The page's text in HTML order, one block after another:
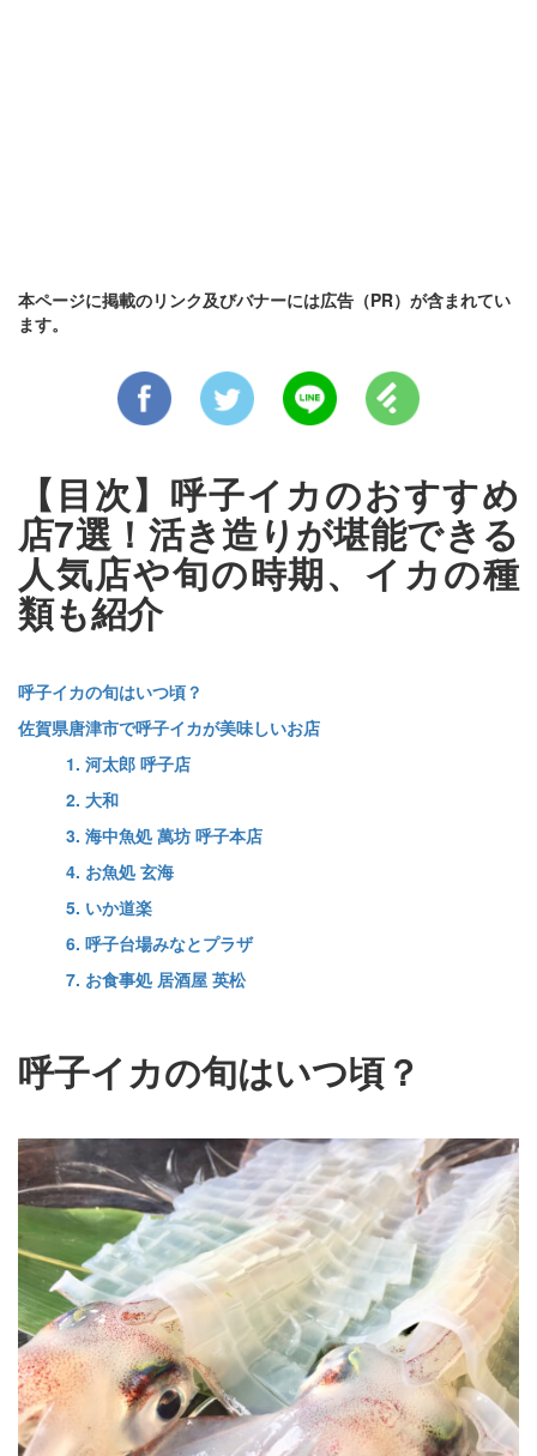
本ページに掲載のリンク及びバナーには広告（PR）が含まれてい
ます。
【目次】呼子イカのおすすめ
店7選！活き造りが堪能できる
人気店や旬の時期、イカの種
類も紹介
呼子イカの旬はいつ頃？
佐賀県唐津市で呼子イカが美味しいお店
1. 河太郎 呼子店
2. 大和
3. 海中魚処 萬坊 呼子本店
4. お魚処 玄海
5. いか道楽
6. 呼子台場みなとプラザ
7. お食事処 居酒屋 英松
呼子イカの旬はいつ頃？